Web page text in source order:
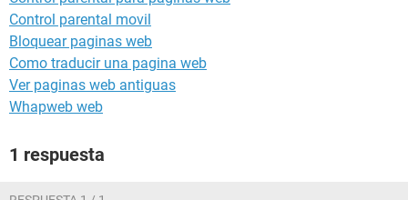
Control parental movil
Bloquear paginas web
Como traducir una pagina web
Ver paginas web antiguas
Whapweb web
1 respuesta